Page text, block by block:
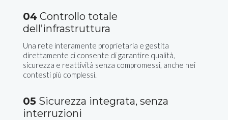
04 Controllo totale
dell’infrastruttura
Una rete interamente proprietaria e gestita
direttamente ci consente di garantire qualità,
sicurezza e reattività senza compromessi, anche nei
contesti più complessi.
05 Sicurezza integrata, senza
interruzioni